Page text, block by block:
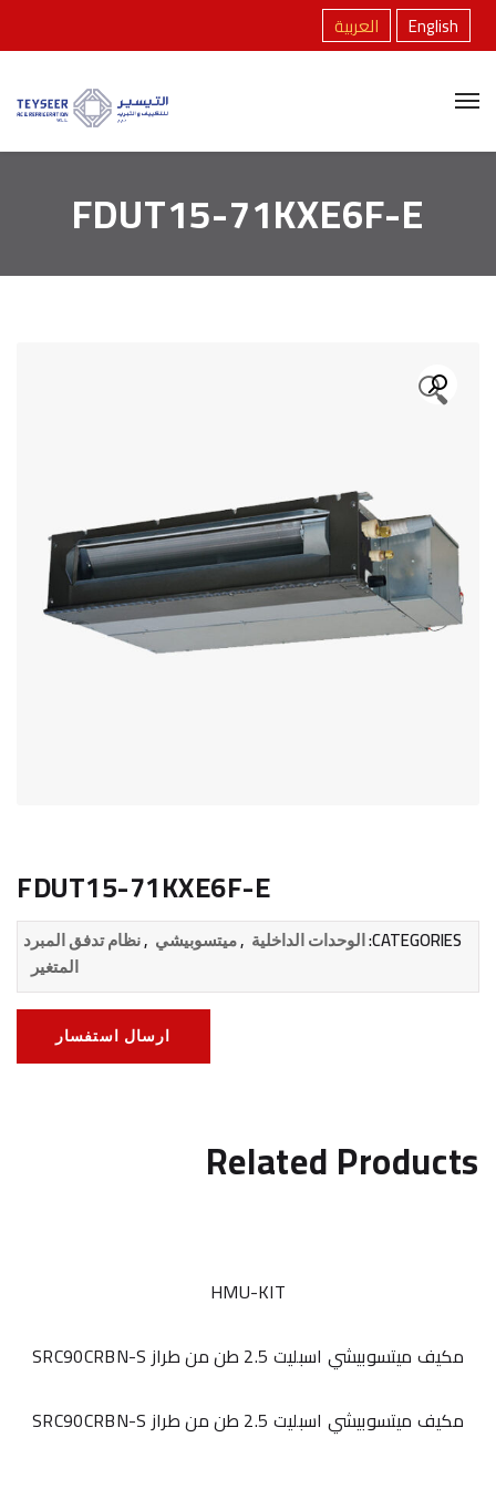
العربية English
FDUT15-71KXE6F-E
🔍
FDUT15-71KXE6F-E
CATEGORIES: الوحدات الداخلية ,ميتسوبيشي ,نظام تدفق المبرد
المتغير
ارسال استفسار
Related Products
HMU-KIT
مكيف ميتسوبيشي اسبليت 2.5 طن من طراز SRC90CRBN-S
مكيف ميتسوبيشي اسبليت 2.5 طن من طراز SRC90CRBN-S